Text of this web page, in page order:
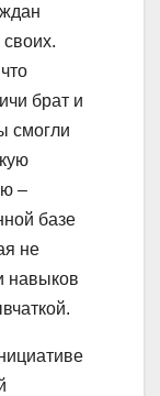
брат и
смогли
–
базе
не
навыков